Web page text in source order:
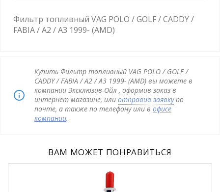
Фильтр топливный VAG POLO / GOLF / CADDY /
FABIA / A2 / A3 1999- (AMD)
Купить Фильтр топливный VAG POLO / GOLF /
CADDY / FABIA / A2 / A3 1999- (AMD) вы можете в
компании Эксклюзив-Ойл , оформив заказ в
интернет магазине, или отправив заявкупо
почте, а также по телефону или в офисе
компании.
ВАМ МОЖЕТ ПОНРАВИТЬСЯ